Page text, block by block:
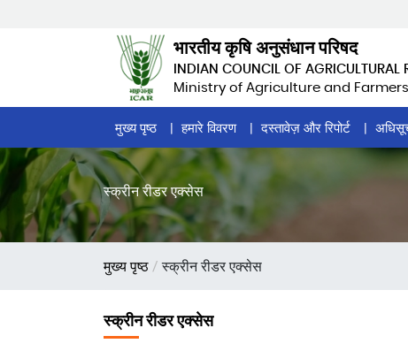
भारतीय कृषि अनुसंधान परिषद
INDIAN COUNCIL OF AGRICULTURAL
Ministry of Agriculture and
Home
Page
Menu
मुख्य पृष्ठ हमारे विवरण दस्तावेज़ और रिपोर्ट
स्क्रीन रीडर एक्सेस
पग
मुख्य पृष्ठ स्क्रीन रीडर एक्सेस
स्क्रीन रीडर एक्सेस